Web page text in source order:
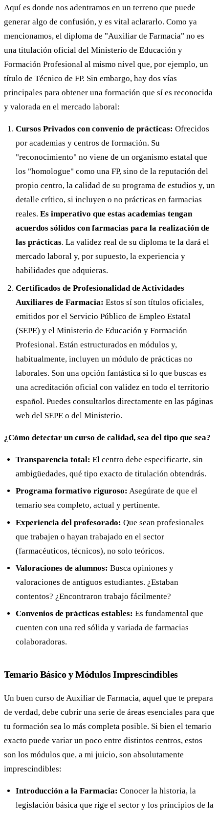
Aquí es donde nos adentramos en un terreno que puede
generar algo de confusión, y es vital aclararlo. Como ya
mencionamos, el diploma de "Auxiliar de Farmacia" no es
una titulación oficial del Ministerio de Educación y
Formación Profesional al mismo nivel que, por ejemplo, un
título de Técnico de FP. Sin embargo, hay dos vías
principales para obtener una formación que sí es reconocida
y valorada en el mercado laboral:
Cursos Privados con convenio de prácticas: Ofrecidos
por academias y centros de formación. Su
"reconocimiento" no viene de un organismo estatal que
los "homologue" como una FP, sino de la reputación del
propio centro, la calidad de su programa de estudios y, un
detalle crítico, si incluyen o no prácticas en farmacias
reales. Es imperativo que estas academias tengan
acuerdos sólidos con farmacias para la realización de
las prácticas. La validez real de su diploma te la dará el
mercado laboral y, por supuesto, la experiencia y
habilidades que adquieras.
Certificados de Profesionalidad de Actividades
Auxiliares de Farmacia: Estos sí son títulos oficiales,
emitidos por el Servicio Público de Empleo Estatal
(SEPE) y el Ministerio de Educación y Formación
Profesional. Están estructurados en módulos y,
habitualmente, incluyen un módulo de prácticas no
laborales. Son una opción fantástica si lo que buscas es
una acreditación oficial con validez en todo el territorio
español. Puedes consultarlos directamente en las páginas
web del SEPE o del Ministerio.
¿Cómo detectar un curso de calidad, sea del tipo que sea?
Transparencia total: El centro debe especificarte, sin
ambigüedades, qué tipo exacto de titulación obtendrás.
Programa formativo riguroso: Asegúrate de que el
temario sea completo, actual y pertinente.
Experiencia del profesorado: Que sean profesionales
que trabajen o hayan trabajado en el sector
(farmacéuticos, técnicos), no solo teóricos.
Valoraciones de alumnos: Busca opiniones y
valoraciones de antiguos estudiantes. ¿Estaban
contentos? ¿Encontraron trabajo fácilmente?
Convenios de prácticas estables: Es fundamental que
cuenten con una red sólida y variada de farmacias
colaboradoras.
Temario Básico y Módulos Imprescindibles
Un buen curso de Auxiliar de Farmacia, aquel que te prepara
de verdad, debe cubrir una serie de áreas esenciales para que
tu formación sea lo más completa posible. Si bien el temario
exacto puede variar un poco entre distintos centros, estos
son los módulos que, a mi juicio, son absolutamente
imprescindibles:
Introducción a la Farmacia: Conocer la historia, la
legislación básica que rige el sector y los principios de la